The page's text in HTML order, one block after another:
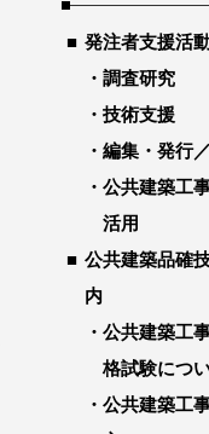
発注者支援活
調査研究
技術支援
編集・発行
公共建築工
活用
公共建築品確
内
公共建築工
格試験につ
公共建築工